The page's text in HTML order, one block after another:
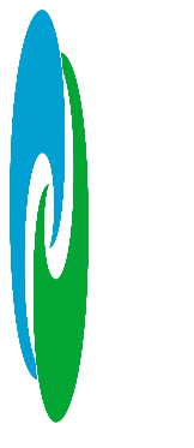
Перейти
содержимому